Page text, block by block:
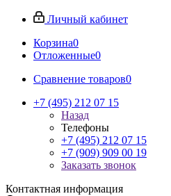
Личный кабинет
Корзина0
Отложенные0
Сравнение товаров0
+7 (495) 212 07 15
Назад
Телефоны
+7 (495) 212 07 15
+7 (909) 909 00 19
Заказать звонок
Контактная информация